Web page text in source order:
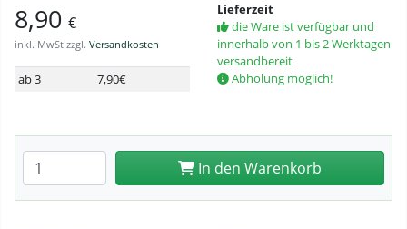
8,90 €
inkl. MwSt zzgl. Versandkosten
ab 3 7,90€
Lieferzeit
die Ware ist verfügbar und
innerhalb von 1 bis 2 Werktagen
versandbereit
Abholung möglich!
Anzahl eingeben In den Warenkorb